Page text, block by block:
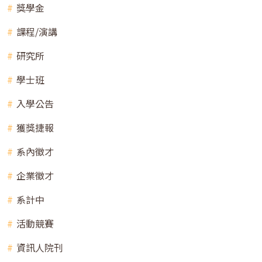
獎學金
課程/演講
研究所
學士班
入學公告
獲獎捷報
系內徵才
企業徵才
系計中
活動競賽
資訊人院刊